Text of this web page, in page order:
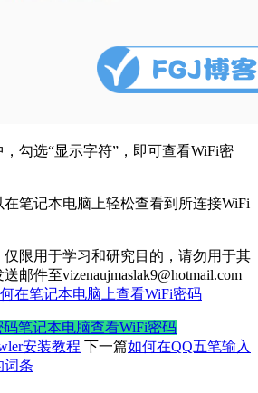
勾选“显示字符”，即可查看WiFi密
笔记本电脑上轻松查看到所连接WiFi
限用于学习和研究目的，请勿用于其
邮件至vizenaujmaslak9@hotmail.com
在笔记本电脑上查看WiFi密码
码笔记本电脑查看WiFi密码
安装教程 下一篇如何在QQ五笔输入
词条